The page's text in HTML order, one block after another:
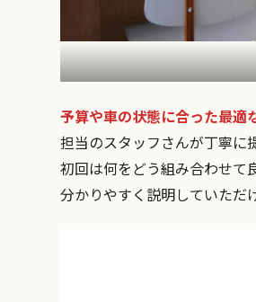
予算や車の状態に合った最適
担当のスタッフさんが丁寧に
初回は何をどう組み合わせて
分かりやすく説明していただ